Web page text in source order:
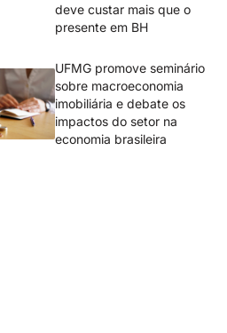
deve custar mais que o
presente em BH
UFMG promove seminário
sobre macroeconomia
imobiliária e debate os
impactos do setor na
economia brasileira